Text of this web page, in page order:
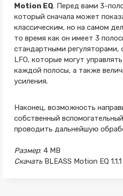
Motion EQ. Перед вами 3-
который сначала может
классическим, но на самом
то время как он имеет 3
стандартными регуляторами,
LFO, которые могут
каждой полосы, а также
усиления.
Наконец, возможность
собственный
проводить дальнейшую
Размер: 4 MB
Скачать BLEASS Motion EQ